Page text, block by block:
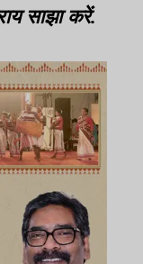
साझा करें.